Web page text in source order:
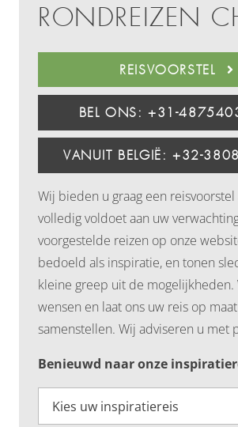
RONDREIZEN
REISVOORSTEL
BEL ONS: +31-
VANUIT BELGIË: +32-
Wij bieden u graag een reisvoorstel
volledig voldoet aan uw
voorgestelde reizen op onze
bedoeld als inspiratie, en tonen
kleine greep uit de mogelijkheden.
wensen en laat ons uw reis op maat
samenstellen. Wij adviseren u met
Benieuwd naar onze